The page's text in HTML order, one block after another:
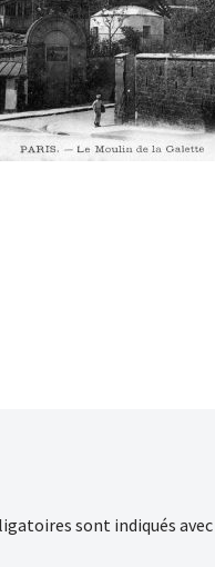
sont indiqués avec